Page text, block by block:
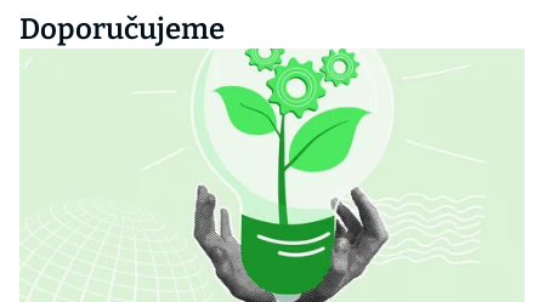
Doporučujeme